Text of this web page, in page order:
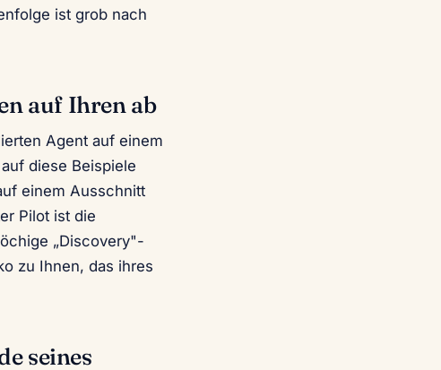
ist grob nach
auf Ihren ab
Agent auf einem
diese Beispiele
einem Ausschnitt
Pilot ist die
„Discovery"-
zu Ihnen, das ihres
seines